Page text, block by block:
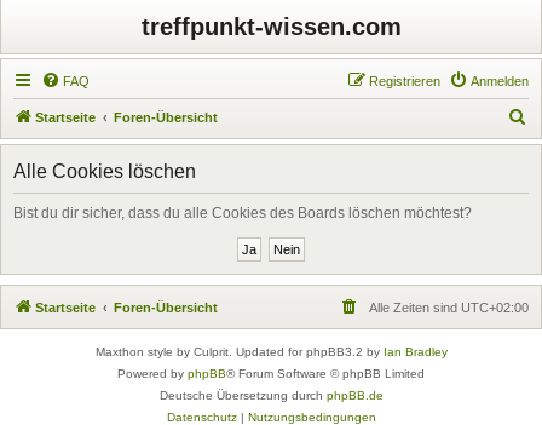
treffpunkt-wissen.com
FAQ Anmelden
Registrieren
Startseite Foren-Übersicht
u
Alle Cookies löschen
Bist du dir sicher, dass du alle Cookies des Boards löschen möchtest?
Startseite Foren-Übersicht Alle Zeiten sind UTC+02:00
Maxthon style by Culprit. Updated for phpBB3.2 by Ian Bradley
Powered by phpBB® Forum Software © phpBB Limited
Deutsche Übersetzung durch phpBB.de
Datenschutz| Nutzungsbedingungen